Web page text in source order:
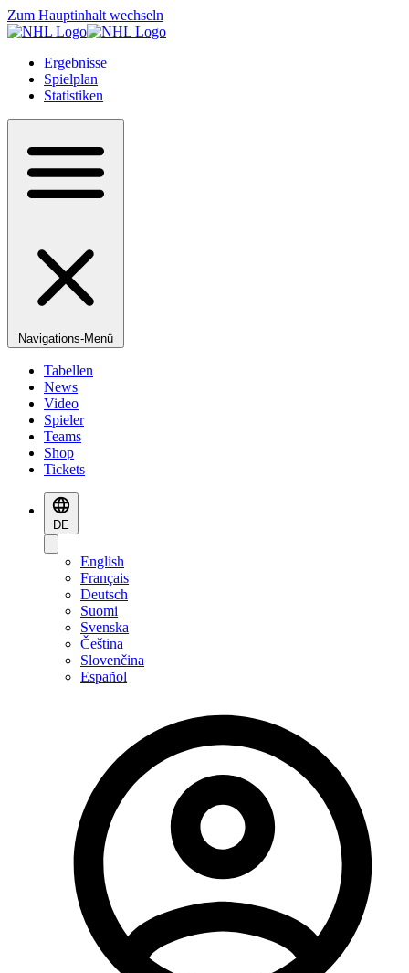
Zum Hauptinhalt wechseln
Ergebnisse
Spielplan
Statistiken
Navigations-Menü
Tabellen
News
Video
Spieler
Teams
Shop
Tickets
DE
English
Français
Deutsch
Suomi
Svenska
Čeština
Slovenčina
Español